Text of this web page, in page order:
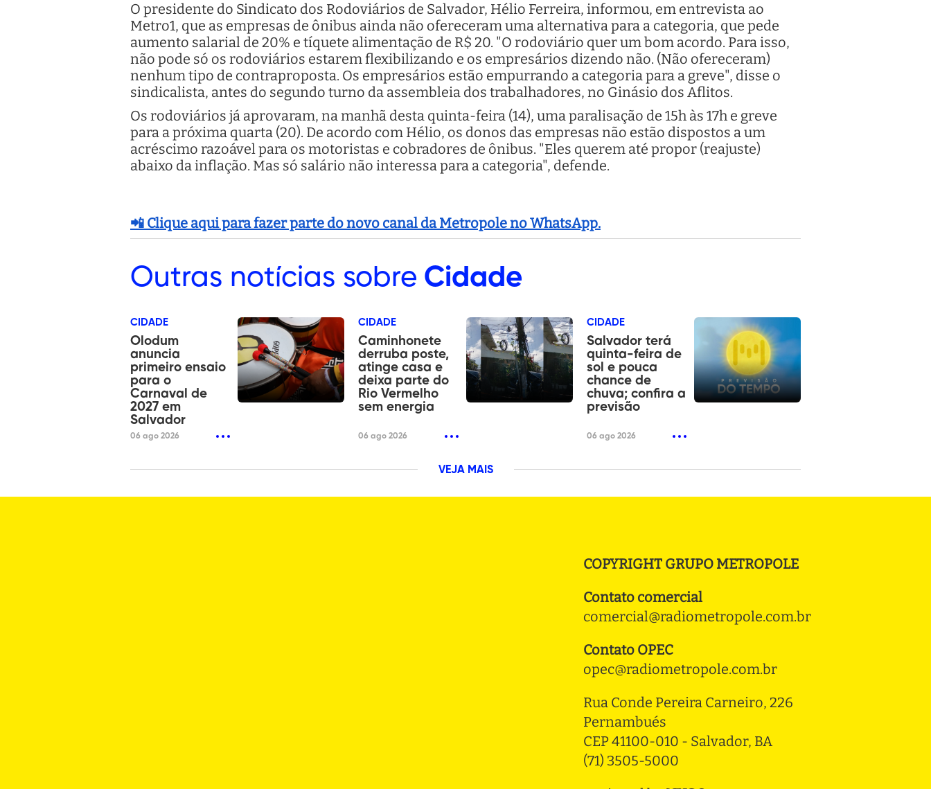
O presidente do Sindicato dos Rodoviários de Salvador, Hélio Ferreira, informou, em entrevista ao
Metro1, que as empresas de ônibus ainda não ofereceram uma alternativa para a categoria, que pede
aumento salarial de 20% e tíquete alimentação de R$ 20. "O rodoviário quer um bom acordo. Para isso,
não pode só os rodoviários estarem flexibilizando e os empresários dizendo não. (Não ofereceram)
nenhum tipo de contraproposta. Os empresários estão empurrando a categoria para a greve", disse o
sindicalista, antes do segundo turno da assembleia dos trabalhadores, no Ginásio dos Aflitos.
Os rodoviários já aprovaram, na manhã desta quinta-feira (14), uma paralisação de 15h às 17h e greve
para a próxima quarta (20). De acordo com Hélio, os donos das empresas não estão dispostos a um
acréscimo razoável para os motoristas e cobradores de ônibus. "Eles querem até propor (reajuste)
abaixo da inflação. Mas só salário não interessa para a categoria", defende.
📲 Clique aqui para fazer parte do novo canal da Metropole no WhatsApp.
Outras notícias sobre Cidade
CIDADE
Olodum
anuncia
primeiro ensaio
para o
Carnaval de
2027 em
Salvador
06 ago 2026
CIDADE
Caminhonete
derruba poste,
atinge casa e
deixa parte do
Rio Vermelho
sem energia
06 ago 2026
CIDADE
Salvador terá
quinta-feira de
sol e pouca
chance de
chuva; confira a
previsão
06 ago 2026
VEJA MAIS
COPYRIGHT GRUPO METROPOLE
Contato comercial
comercial@radiometropole.com.br
Contato OPEC
opec@radiometropole.com.br
Rua Conde Pereira Carneiro, 226
Pernambués
CEP 41100-010 - Salvador, BA
(71) 3505-5000